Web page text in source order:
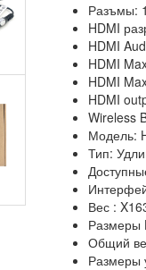
Разъмы:
HDMI
HDMI
HDMI
HDMI
HDMI
Wireless
Модель:
Тип:
Вес :
Размеры
Общий
Размеры